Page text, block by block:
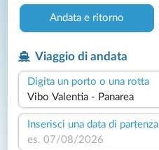
Andata e ritorno
Viaggio di andata
Digita un porto o una rotta
Inserisci una data di partenza